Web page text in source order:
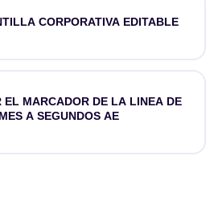
CORPORATIVA EDITABLE
EL MARCADOR DE LA LINEA DE
A SEGUNDOS AE